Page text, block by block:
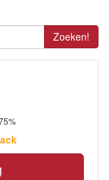
Zoeken!